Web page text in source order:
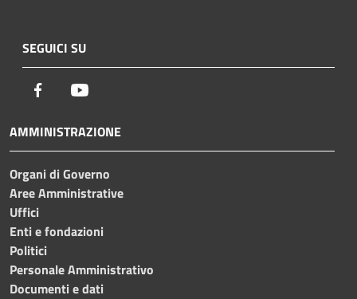
SEGUICI SU
Facebook
AMMINISTRAZIONE
Organi di Governo
Aree Amministrative
Uffici
Enti e fondazioni
Politici
Personale Amministrativo
Documenti e dati